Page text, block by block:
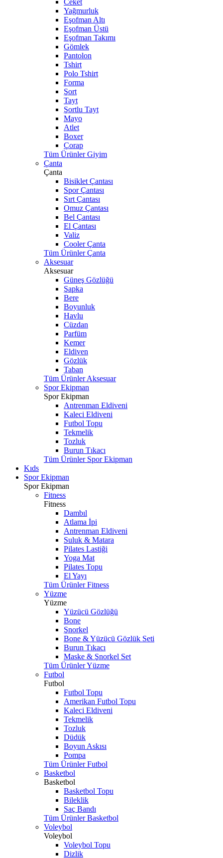
Ceket
Yağmurluk
Eşofman Altı
Eşofman Üstü
Eşofman Takımı
Gömlek
Pantolon
Tshirt
Polo Tshirt
Forma
Şort
Tayt
Şortlu Tayt
Mayo
Atlet
Boxer
Çorap
Tüm Ürünler Giyim
Çanta
Çanta
Bisiklet Çantası
Spor Çantası
Sırt Çantası
Omuz Çantası
Bel Çantası
El Çantası
Valiz
Cooler Çanta
Tüm Ürünler Çanta
Aksesuar
Aksesuar
Güneş Gözlüğü
Şapka
Bere
Boyunluk
Havlu
Cüzdan
Parfüm
Kemer
Eldiven
Gözlük
Taban
Tüm Ürünler Aksesuar
Spor Ekipman
Spor Ekipman
Antrenman Eldiveni
Kaleci Eldiveni
Futbol Topu
Tekmelik
Tozluk
Burun Tıkacı
Tüm Ürünler Spor Ekipman
Kıds
Spor Ekipman
Spor Ekipman
Fitness
Fitness
Dambıl
Atlama İpi
Antrenman Eldiveni
Suluk & Matara
Pilates Lastiği
Yoga Mat
Pilates Topu
El Yayı
Tüm Ürünler Fitness
Yüzme
Yüzme
Yüzücü Gözlüğü
Bone
Şnorkel
Bone & Yüzücü Gözlük Seti
Burun Tıkacı
Maske & Şnorkel Set
Tüm Ürünler Yüzme
Futbol
Futbol
Futbol Topu
Amerikan Futbol Topu
Kaleci Eldiveni
Tekmelik
Tozluk
Düdük
Boyun Askısı
Pompa
Tüm Ürünler Futbol
Basketbol
Basketbol
Basketbol Topu
Bileklik
Saç Bandı
Tüm Ürünler Basketbol
Voleybol
Voleybol
Voleybol Topu
Dizlik